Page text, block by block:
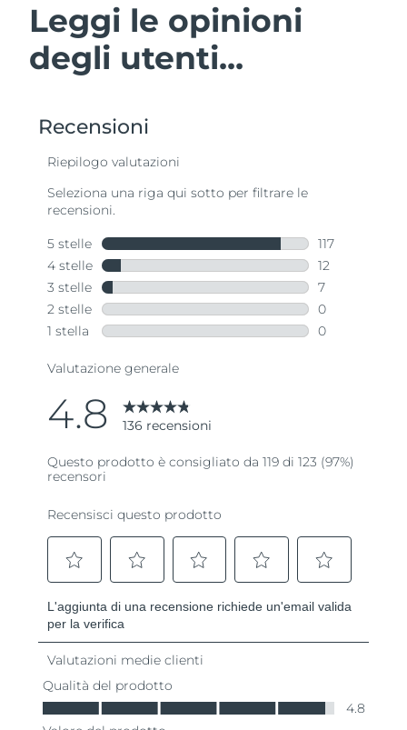
Leggi le opinioni
degli utenti...